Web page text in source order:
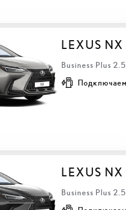
LEXUS
Business Plus
LEXUS
Business Plus